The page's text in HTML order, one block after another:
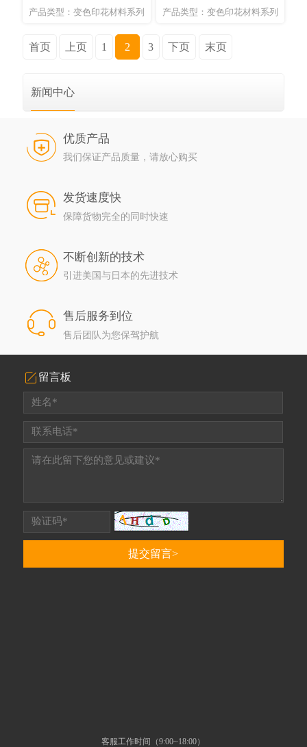
产品类型：变色印花材料系列 产品类型：变色印花材料系列
首页 上页 1 2 3 下页 末页
新闻中心
优质产品
我们保证产品质量，请放心购买
发货速度快
保障货物完全的同时快速
不断创新的技术
引进美国与日本的先进技术
售后服务到位
售后团队为您保驾护航
留言板
客服工作时间（9:00~18:00）